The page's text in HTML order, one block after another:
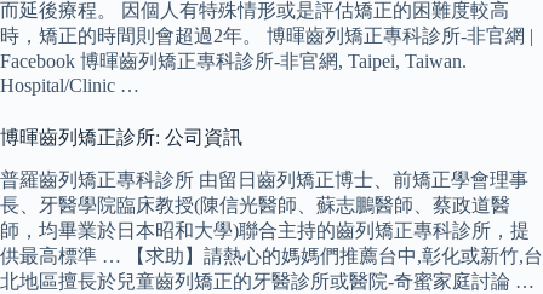
而延後療程。 因個人有特殊情形或是評估矯正的困難度較高
時，矯正的時間則會超過2年。 博暉齒列矯正專科診所-非官網 |
Facebook 博暉齒列矯正專科診所-非官網, Taipei, Taiwan.
Hospital/Clinic …
博暉齒列矯正診所: 公司資訊
普羅齒列矯正專科診所 由留日齒列矯正博士、前矯正學會理事
長、牙醫學院臨床教授(陳信光醫師、蘇志鵬醫師、蔡政道醫
師，均畢業於日本昭和大學)聯合主持的齒列矯正專科診所，提
供最高標準 … 【求助】請熱心的媽媽們推薦台中,彰化或新竹,台
北地區擅長於兒童齒列矯正的牙醫診所或醫院-奇蜜家庭討論 …